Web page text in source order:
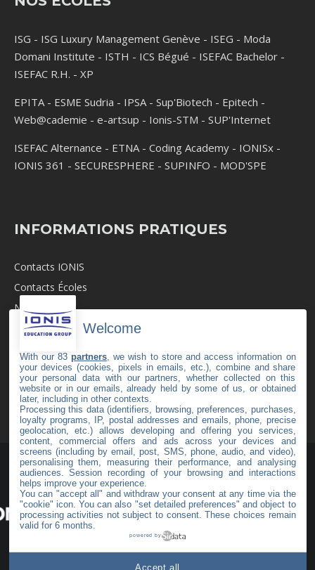
ISG - ISG Luxury Management Genève - ISEG - Moda
Domani Institute - ISTH - ICS Bégué - ISEFAC Bachelor -
ISEFAC R.H. - XP
EPITA- ESME Sudria - IPSA- Sup'Biotech - Epitech -
Web@cademie - e-artsup - Ionis-STM - SUP'Internet
ISEFAC Alternance - ETNA- Coding Academy - IONISx -
IONIS 361 - SECURESPHERE - SUPINFO - MOD'SPE
INFORMATIONS PRATIQUES
Contacts IONIS
Contacts Écoles
Newsroom
Revue de Presse
Mentions légales
C.G.V
Politique de cookies
#49
Haut de page
Welcome
With our 83 partners , we wish to store and access information on
your devices (cookies, pixels in emails, etc.), combine and share
your personal data with our partners, whether collected on this
website or in our emails, already held by some of us, or obtained
later, including in other contexts.
Processing this data (identifiers, browsing, preferences, purchases,
loyalty programs, IP, postal addresses and emails, phone, precise
geolocation, etc.) allows developing and offering you services,
content, commercial offers and ads across your devices and
screens (including by email, post, SMS, phone, audio, and video),
personalising them, measuring their performance, and analysing
audiences. Session recording of your browsing and interactions
helps improve your experience.
You can "accept all" and withdraw your consent at any time via the
"cookie" icon. You can also "set detailed preferences" and object to
processing activities not subject to consent. These choices remain
valid for 6 months.
powered by
Accept all